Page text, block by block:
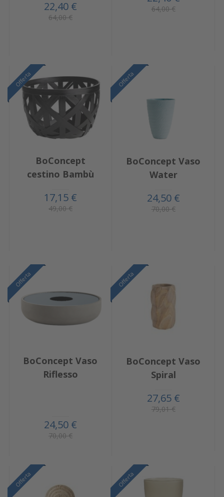
22,40 €
64,00 €
64,00 €
Offerta
BoConcept
cestino Bambù
17,15 €
49,00 €
Offerta
BoConcept Vaso
Water
24,50 €
70,00 €
Offerta
BoConcept Vaso
Riflesso
24,50 €
70,00 €
Offerta
BoConcept Vaso
Spiral
27,65 €
79,01 €
Offerta Offerta